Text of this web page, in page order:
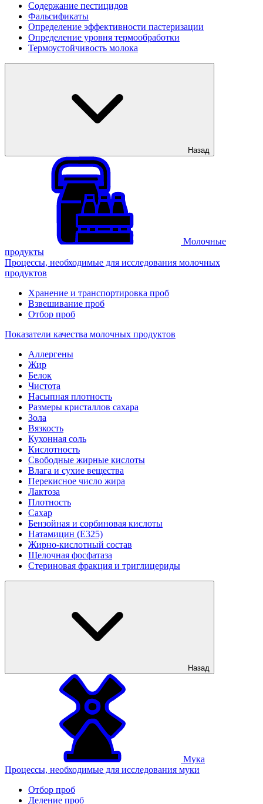
Содержание пестицидов
Фальсификаты
Определение эффективности пастеризации
Определение уровня термообработки
Термоустойчивость молока
Назад
Молочные
продукты
Процессы, необходимые для исследования молочных
продуктов
Хранение и транспортировка проб
Взвешивание проб
Отбор проб
Показатели качества молочных продуктов
Аллергены
Жир
Белок
Чистота
Насыпная плотность
Размеры кристаллов сахара
Зола
Вязкость
Кухонная соль
Кислотность
Свободные жирные кислоты
Влага и сухие вещества
Перекисное число жира
Лактоза
Плотность
Сахар
Бензойная и сорбиновая кислоты
Натамицин (Е325)
Жирно-кислотный состав
Щелочная фосфатаза
Стериновая фракция и триглицериды
Назад
Мука
Процессы, необходимые для исследования муки
Отбор проб
Деление проб